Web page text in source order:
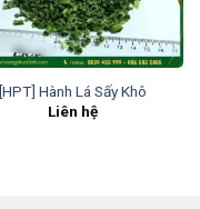
[HPT] Hành Lá Sấy Khô
Liên hệ